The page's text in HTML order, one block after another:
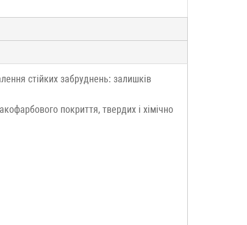
стійких забруднень: залишків
покриття, твердих і хімічно